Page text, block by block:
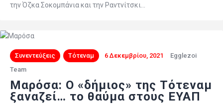
την Όζκα Σοκομπάνια και την Ραντνίτσκι…
Συνεντεύξεις Τότεναμ 6 Δεκεμβρίου, 2021
Egglezoi
Team
Μαρόσα: Ο «δήμιος» της Τότεναμ
ξαναζεί… το θαύμα στους ΕΥΑΠ